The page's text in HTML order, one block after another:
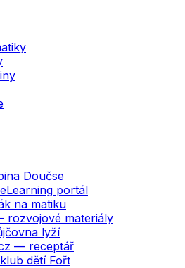
Doučse
portál
na matiku
rozvojové materiály
lyží
— receptář
dětí Fořt